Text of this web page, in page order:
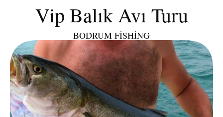
Vip Balık Avı Turu
BODRUM FİSHİNG